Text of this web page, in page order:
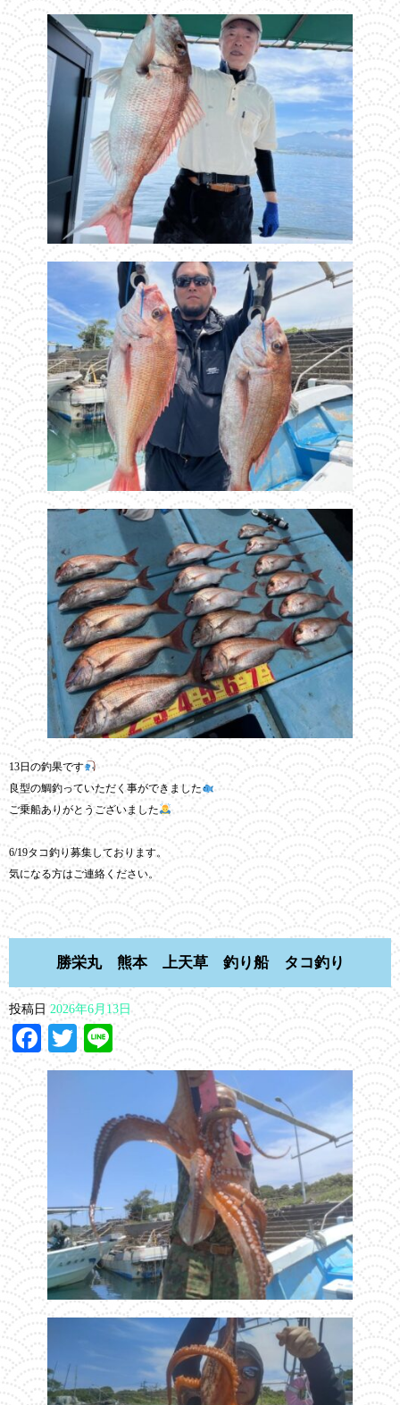
13日の釣果です
良型の鯛釣っていただく事ができました
ご乗船ありがとうございました
6/19タコ釣り募集しております。
気になる方はご連絡ください。
勝栄丸 熊本 上天草 釣り船 タコ釣り
投稿日 2026年6月13日
Facebook
Twitter
Line